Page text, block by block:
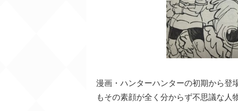
漫画・ハンターハンターの初期から登
もその素顔が全く分からず不思議な人